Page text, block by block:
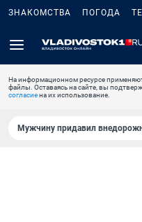
ЗНАКОМСТВА ПОГОДА
На информационном ресурсе
файлы. Оставаясь на сайте, вы
согласиена их использование.
Мужчину придавил